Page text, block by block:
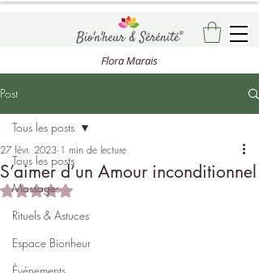
Flora Marais
Post
Tous les posts
Massages
Rituels & Astuces
Espace Bionheur
Tous les posts
S’aimer d’un Amour inconditionnel
27 févr. 2023 1 min de lecture
Noté NaN étoiles sur 5.